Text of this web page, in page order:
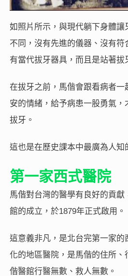
如照片所示，與現代躺下身體
不同，沒有先進的儀器、沒有符
有當代拔牙器具，而且是站著拔
在拔牙之前，馬偕會跟看病者一
安的情緒，給予病患一股勇氣，
拔牙。
這也是在歷史課本中最廣為人知
第一家西式醫院
馬偕對台灣的醫學有良好的貢
館的成立，於1879年正式啟用。
這意義非凡，是北台完第一家
化的地區醫院，是馬偕的住所、
偕醫館行醫無數、救人無數。